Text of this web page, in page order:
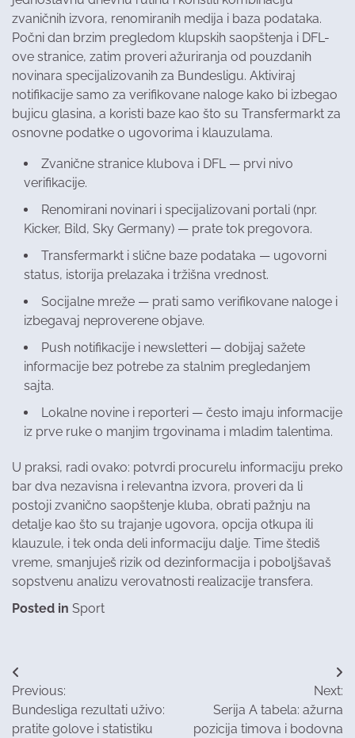
zvaničnih izvora, renomiranih medija i baza podataka.
Počni dan brzim pregledom klupskih saopštenja i DFL-
ove stranice, zatim proveri ažuriranja od pouzdanih
novinara specijalizovanih za Bundesligu. Aktiviraj
notifikacije samo za verifikovane naloge kako bi izbegao
bujicu glasina, a koristi baze kao što su Transfermarkt za
osnovne podatke o ugovorima i klauzulama.
Zvanične stranice klubova i DFL — prvi nivo
verifikacije.
Renomirani novinari i specijalizovani portali (npr.
Kicker, Bild, Sky Germany) — prate tok pregovora.
Transfermarkt i slične baze podataka — ugovorni
status, istorija prelazaka i tržišna vrednost.
Socijalne mreže — prati samo verifikovane naloge i
izbegavaj neproverene objave.
Push notifikacije i newsletteri — dobijaj sažete
informacije bez potrebe za stalnim pregledanjem
sajta.
Lokalne novine i reporteri — često imaju informacije
iz prve ruke o manjim trgovinama i mladim talentima.
U praksi, radi ovako: potvrdi procurelu informaciju preko
bar dva nezavisna i relevantna izvora, proveri da li
postoji zvanično saopštenje kluba, obrati pažnju na
detalje kao što su trajanje ugovora, opcija otkupa ili
klauzule, i tek onda deli informaciju dalje. Time štediš
vreme, smanjuješ rizik od dezinformacija i poboljšavaš
sopstvenu analizu verovatnosti realizacije transfera.
Posted in Sport
Post
navigation
Previous:
Bundesliga rezultati uživo:
pratite golove i statistiku
Next:
Serija A tabela: ažurna
pozicija timova i bodovna